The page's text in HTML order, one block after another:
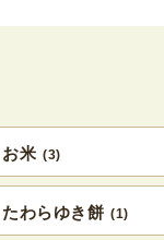
お米 (3)
たわらゆき餅 (1)